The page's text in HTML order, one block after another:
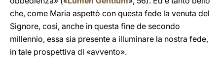
che, come Maria aspettò con questa fede la venuta del
Signore, così, anche in questa fine de secondo
millennio, essa sia presente a illuminare la nostra fede,
in tale prospettiva di «avvento».